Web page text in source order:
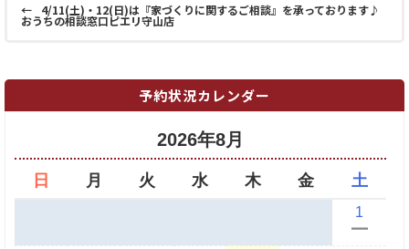
← 4/11(土)・12(日)は『家づくりに関するご相談』を承っております♪
おうちの相談窓口ピエリ守山店
予約状況カレンダー
2026年8月
日 月 火 水 木 金 土
1
ー